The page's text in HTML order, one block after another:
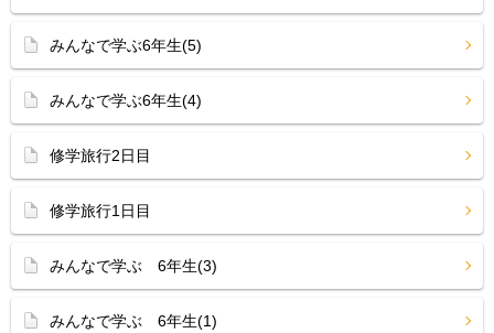
みんなで学ぶ6年生(5)
みんなで学ぶ6年生(4)
修学旅行2日目
修学旅行1日目
みんなで学ぶ 6年生(3)
みんなで学ぶ 6年生(1)